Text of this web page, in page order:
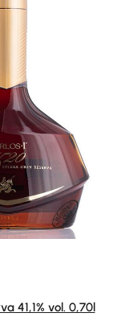
5 Sternen
41,1% vol. 0,70l